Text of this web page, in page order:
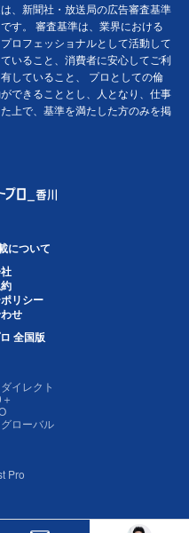
、新聞社・放送局の広告審査基準
す。 審査基準は、業界における
ロフェッショナルとして活動して
いること、消費者に安心してご利
していること、 プロとしての倫
できることとし、人となり、仕事
上で、基準を満たした方のみを掲
について
リシー
せ
全国版
イレクト
ローバル
Pro